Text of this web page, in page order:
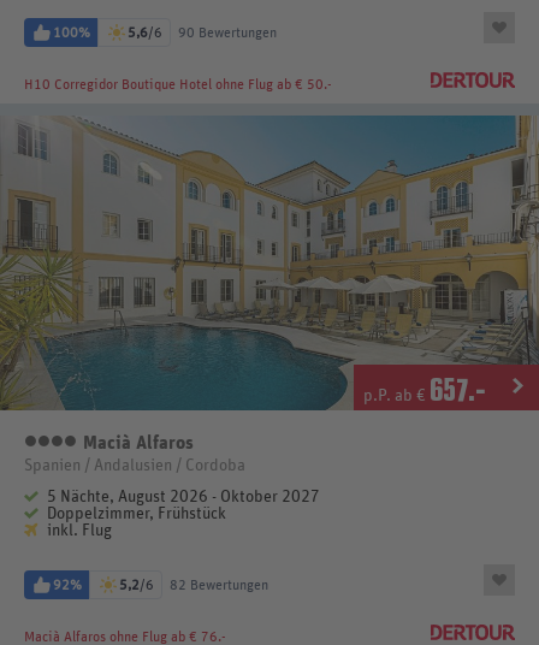
100% 5,6/6 90 Bewertungen
H10 Corregidor Boutique Hotel ohne Flug ab € 50.-
p.P. ab € 657.-
4 Sterne
Macià Alfaros
Spanien / Andalusien / Cordoba
5 Nächte, August 2026 - Oktober 2027
Doppelzimmer, Frühstück
inkl. Flug
92% 5,2/6 82 Bewertungen
Macià Alfaros ohne Flug ab € 76.-